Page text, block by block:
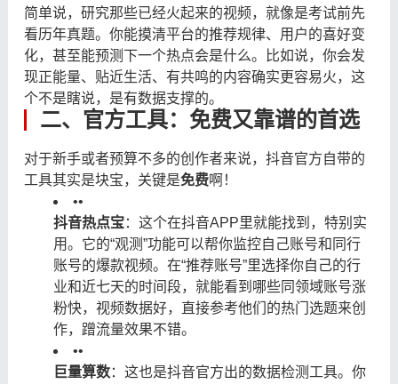
简单说，研究那些已经火起来的视频，就像是考试前先
看历年真题。你能摸清平台的推荐规律、用户的喜好变
化，甚至能预测下一个热点会是什么。比如说，你会发
现正能量、贴近生活、有共鸣的内容确实更容易火，这
个不是瞎说，是有数据支撑的。
二、官方工具：免费又靠谱的首选
对于新手或者预算不多的创作者来说，抖音官方自带的
工具其实是块宝，关键是免费啊！
••
抖音热点宝：这个在抖音APP里就能找到，特别实
用。它的“观测”功能可以帮你监控自己账号和同行
账号的爆款视频。在“推荐账号”里选择你自己的行
业和近七天的时间段，就能看到哪些同领域账号涨
粉快，视频数据好，直接参考他们的热门选题来创
作，蹭流量效果不错。
••
巨量算数：这也是抖音官方出的数据检测工具。你